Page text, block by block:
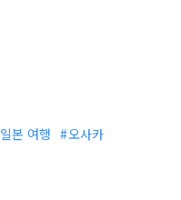
일본 여행
오사카